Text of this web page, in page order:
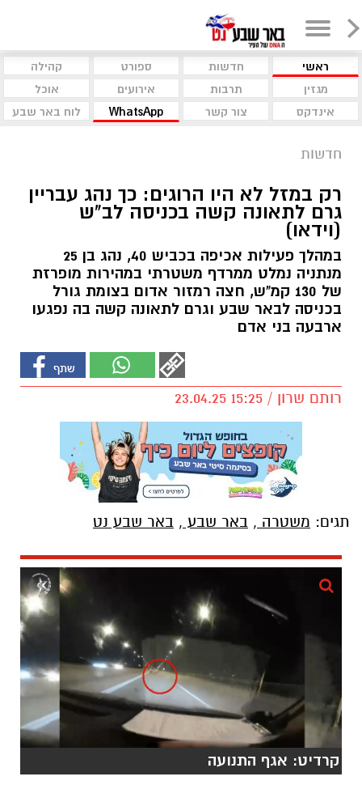
ראשי חדשות ספורט
קהילה
מגזין
תרבות אירועים
אוכל
אינדקס
צור קשר WhatsApp לוח באר שבע
חדשות
רק במזל לא היו הרוגים: כך נהג עבריין
גרם לתאונה קשה בכניסה לב"ש
(וידאו)
במהלך פעילות אכיפה בכביש 40, נהג בן 25
מנתניה נמלט ממרדף משטרתי במהירות מופרזת
של 130 קמ"ש, חצה רמזור אדום בצומת גורל
בכניסה לבאר שבע וגרם לתאונה קשה בה נפגעו
ארבעה בני אדם
רותם שרון / 15:25 23.04.25
תגים: משטרה , באר שבע , באר שבע נט
קרדיט: אגף התנועה